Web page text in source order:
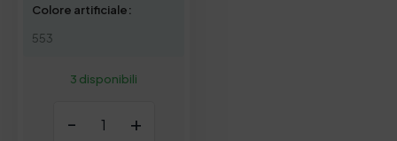
Colore artificiale:
553
3 disponibili
- +